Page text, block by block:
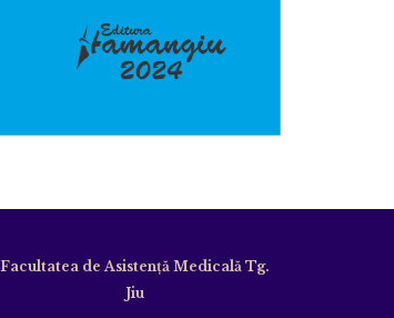
Facultatea de Asistență Medicală Tg.
Jiu